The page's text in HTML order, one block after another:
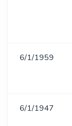
6/1/1959
6/1/1947